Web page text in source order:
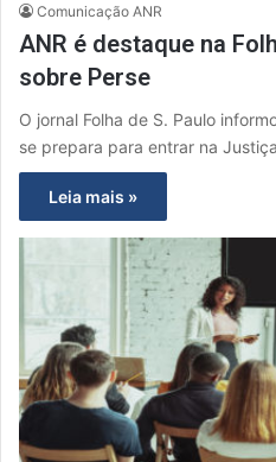
Comunicação ANR
ANR é destaque na
sobre Perse
O jornal Folha de S. Paulo
se prepara para entrar na
Leia mais »